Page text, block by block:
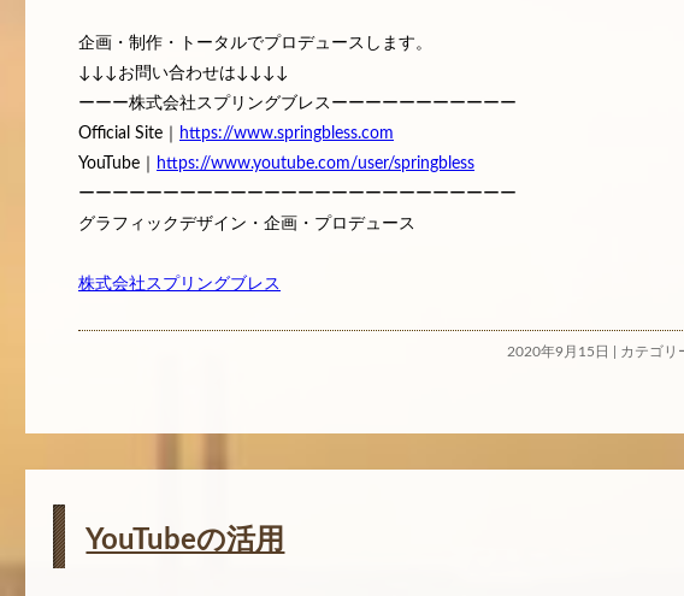
企画・制作・トータルでプロデュースします。
↓↓↓お問い合わせは↓↓↓↓
ーーー株式会社スプリングブレスーーーーーーーーーーー
Official Site｜
https://www.springbless.com
YouTube｜
https://www.youtube.com/user/springbless
ーーーーーーーーーーーーーーーーーーーーーーーーーー
グラフィックデザイン・企画・プロデュース
株式会社スプリングブレス
2020年9月15日 | カテゴリ
YouTubeの活用